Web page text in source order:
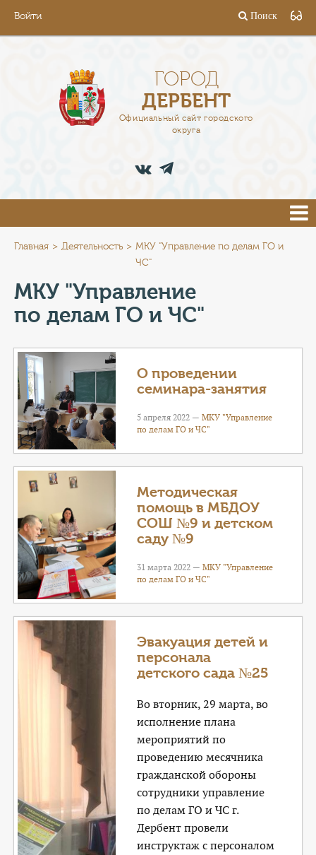
Войти Поиск
ГОРОД
ДЕРБЕНТ
Официальный сайт городского
округа
АДМИНИСТРАЦИЯ
ПРЕСС-ЦЕНТР
ТУРИСТАМ
КОНТАКТЫ
ТАРИФЫ
ГЕРОИ Z
КАТАЛОГ УСЛУГ
Главная Деятельность
МКУ "Управление по делам ГО и
ЧС"
МКУ "Управление
по делам ГО и ЧС"
О проведении
семинара-занятия
5 апреля 2022 —МКУ "Управление
по делам ГО и ЧС"
Методическая
помощь в МБДОУ
СОШ №9 и детском
саду №9
31 марта 2022 —МКУ "Управление
по делам ГО и ЧС"
Эвакуация детей и
персонала
детского сада №25
Во вторник, 29 марта, во
исполнение плана
мероприятий по
проведению месячника
гражданской обороны
сотрудники управление
по делам ГО и ЧС г.
Дербент провели
инструктаж с персоналом